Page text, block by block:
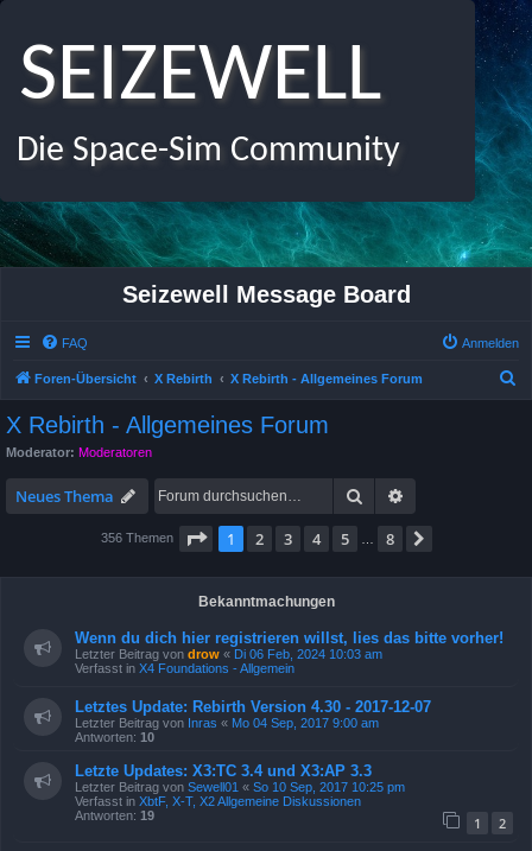
SEIZEWELL
Die Space-Sim Community
Seizewell Message Board
FAQ Anmelden
Foren-Übersicht X Rebirth X Rebirth - Allgemeines Forum
X Rebirth - Allgemeines Forum
Moderator: Moderatoren
Neues Thema Suche
356 Themen Seite 1von8
1 2 3 4 5 8
Bekanntmachungen
Wenn du dich hier registrieren willst, lies das bitte vorher!
Letzter Beitrag von drow « Di 06 Feb, 2024 10:03 am
Verfasst in X4 Foundations - Allgemein
Letztes Update: Rebirth Version 4.30 - 2017-12-07
Letzter Beitrag von Inras « Mo 04 Sep, 2017 9:00 am
Antworten: 10
Letzte Updates: X3:TC 3.4 und X3:AP 3.3
Letzter Beitrag von Sewell01 « So 10 Sep, 2017 10:25 pm
Verfasst in XbtF, X-T, X2 Allgemeine Diskussionen
Antworten: 19 1 2